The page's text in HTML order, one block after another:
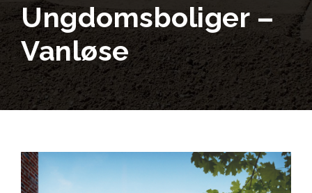
Ungdomsboliger –
Vanløse